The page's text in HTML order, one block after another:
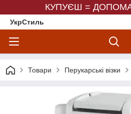
КУПУЄШ =
УкрСтиль
Товари Перукарські візки